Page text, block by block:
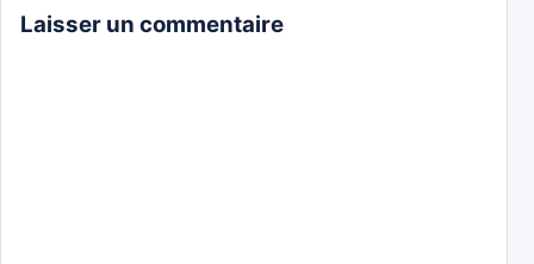
Laisser un commentaire